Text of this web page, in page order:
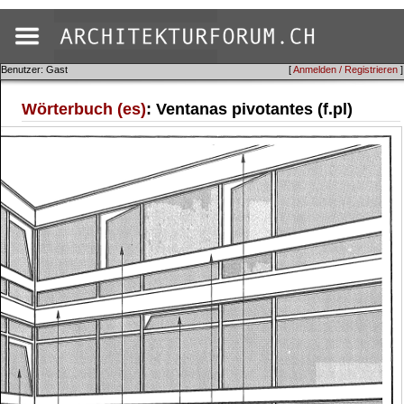
[Anmelden / Registrieren ]
Benutzer: Gast
Wörterbuch (es): Ventanas pivotantes (f.pl)